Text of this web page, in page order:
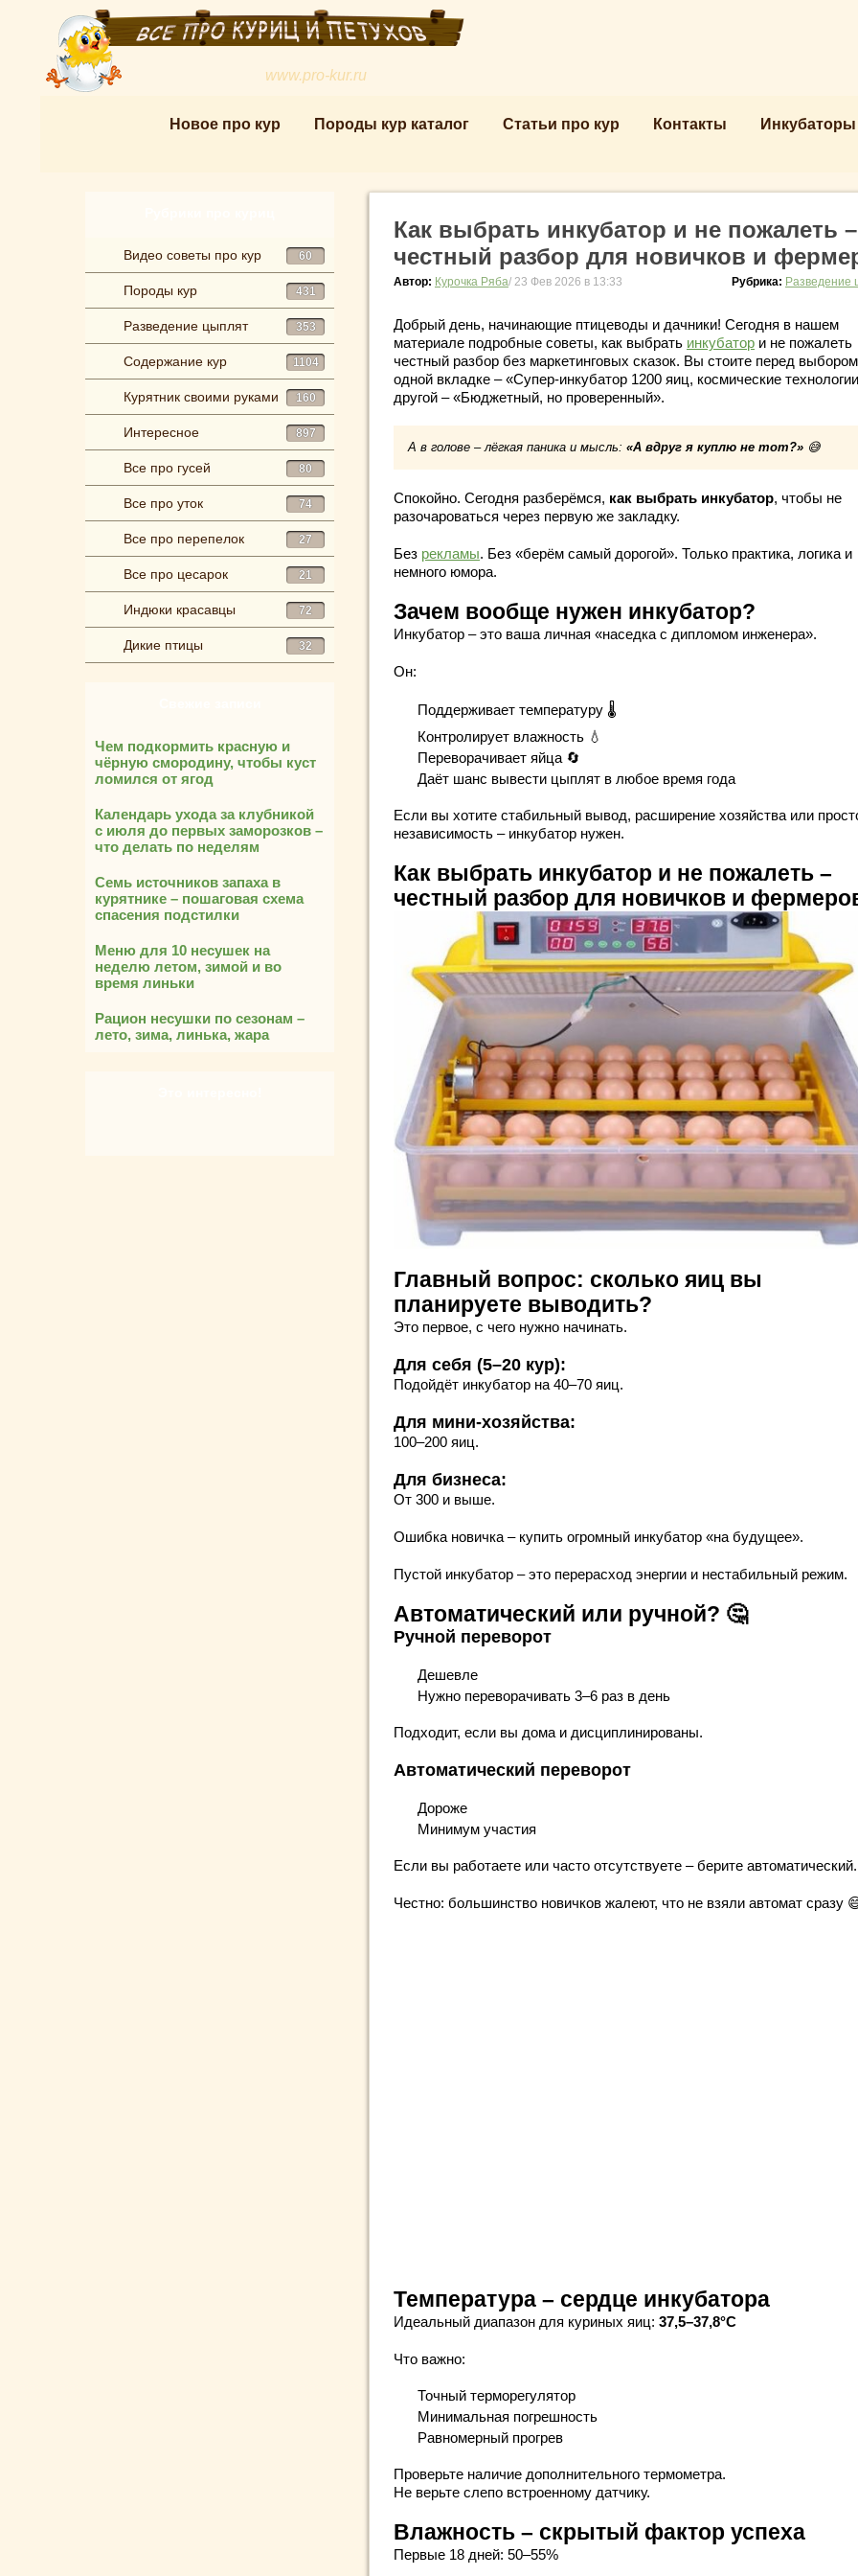
www.pro-kur.ru
Новое про кур Породы кур каталог Статьи про кур Контакты Инкубаторы
Видео советы про кур 60
Породы кур 431
Разведение цыплят 353
Содержание кур 1104
Курятник своими руками 160
Интересное 897
Все про гусей 80
Все про уток 74
Все про перепелок 27
Все про цесарок 21
Индюки красавцы 72
Дикие птицы 32
Чем подкормить красную и
чёрную смородину, чтобы куст
ломился от ягод
Календарь ухода за клубникой
с июля до первых заморозков –
что делать по неделям
Семь источников запаха в
курятнике – пошаговая схема
спасения подстилки
Меню для 10 несушек на
неделю летом, зимой и во
время линьки
Рацион несушки по сезонам –
лето, зима, линька, жара
Как выбрать инкубатор и не пожалеть –
честный разбор для новичков и
Автор: Курочка Ряба/ 23 Фев 2026 в 13:33 Рубрика: Разведение
Добрый день, начинающие птицеводы и дачники! Сегодня в нашем
материале подробные советы, как выбрать инкубатор и не пожалеть
честный разбор без маркетинговых сказок. Вы стоите перед
одной вкладке – «Супер-инкубатор 1200 яиц, космические
другой – «Бюджетный, но проверенный».
А в голове – лёгкая паника и мысль: «А вдруг я куплю не тот?» 😅
Спокойно. Сегодня разберёмся, как выбрать инкубатор, чтобы не
разочароваться через первую же закладку.
Без рекламы. Без «берём самый дорогой». Только практика, логика и
немного юмора.
Зачем вообще нужен инкубатор?
Инкубатор – это ваша личная «наседка с дипломом инженера».
Он:
Поддерживает температуру 🌡️
Контролирует влажность 💧
Переворачивает яйца 🔄
Даёт шанс вывести цыплят в любое время года
Если вы хотите стабильный вывод, расширение хозяйства или
независимость – инкубатор нужен.
Как выбрать инкубатор и не пожалеть –
честный разбор для новичков и
Главный вопрос: сколько яиц вы
планируете выводить?
Это первое, с чего нужно начинать.
Для себя (5–20 кур):
Подойдёт инкубатор на 40–70 яиц.
Для мини-хозяйства:
100–200 яиц.
Для бизнеса:
От 300 и выше.
Ошибка новичка – купить огромный инкубатор «на будущее».
Пустой инкубатор – это перерасход энергии и нестабильный режим.
Автоматический или ручной? 🤔
Ручной переворот
Дешевле
Нужно переворачивать 3–6 раз в день
Подходит, если вы дома и дисциплинированы.
Автоматический переворот
Дороже
Минимум участия
Если вы работаете или часто отсутствуете – берите автоматический.
Честно: большинство новичков жалеют, что не взяли автомат сразу
Температура – сердце инкубатора
Идеальный диапазон для куриных яиц: 37,5–37,8°C
Что важно:
Точный терморегулятор
Минимальная погрешность
Равномерный прогрев
Проверьте наличие дополнительного термометра.
Не верьте слепо встроенному датчику.
Влажность – скрытый фактор успеха
Первые 18 дней: 50–55%